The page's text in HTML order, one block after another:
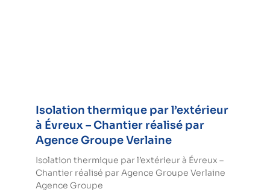
Isolation thermique par l’extérieur
à Évreux – Chantier réalisé par
Agence Groupe Verlaine
Isolation thermique par l’extérieur à Évreux –
Chantier réalisé par Agence Groupe Verlaine
Agence Groupe